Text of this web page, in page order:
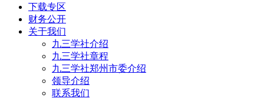
下载专区
财务公开
关于我们
九三学社介绍
九三学社章程
九三学社郑州市委介绍
领导介绍
联系我们